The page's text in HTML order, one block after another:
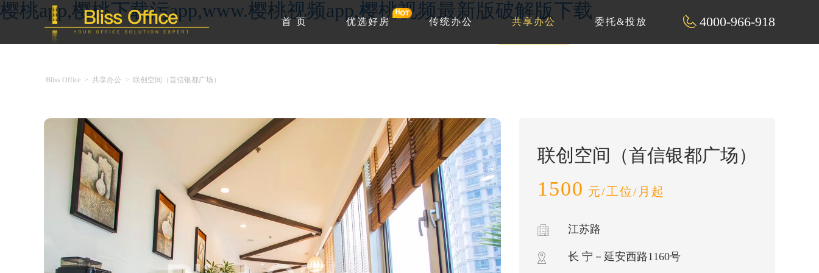
樱桃app,樱桃下载污app,www.樱桃视频app,樱桃视频最新版破解版下载
4000-966-918
首 页 优选好房 传统办公 共享办公 委托&投放
Bliss Office > 共享办公 > 联创空间（首信银都广场）
联创空间（首信银都广场）
1500 元/工位/月起
江苏路
长 宁－延安西路1160号